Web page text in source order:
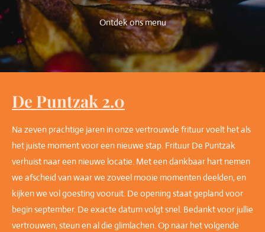
Ontdek ons menu
De Puntzak 2.0
Na zeven prachtige jaren in onze vertrouwde frituur voelt het als
het juiste moment voor een nieuwe stap. Frituur De Puntzak
verhuist naar een nieuwe locatie. Met een dankbaar hart nemen
we afscheid van waar we zoveel mooie momenten deelden, en
kijken we vol goesting vooruit. De opening staat gepland voor
begin september. De exacte datum volgt snel. Bedankt voor jullie
vertrouwen, steun en al die glimlachen. Op naar het volgende